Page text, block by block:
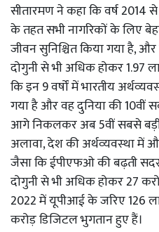
सीतारमण ने कहा कि वर्ष 2014 से
के तहत सभी नागरिकों के लिए
जीवन सुनिश्चित किया गया है,
दोगुनी से भी अधिक होकर 1.97
कि इन 9 वर्षों में भारतीय
गया है और वह दुनिया की 10वीं
आगे निकलकर अब 5वीं सबसे
अलावा, देश की अर्थव्‍यवस्‍था में
जैसा कि ईपीएफओ की बढ़ती
दोगुनी से भी अधिक होकर 27
2022 में यूपीआई के जरिए
करोड़ डिजिटल भुगतान हुए हैं।